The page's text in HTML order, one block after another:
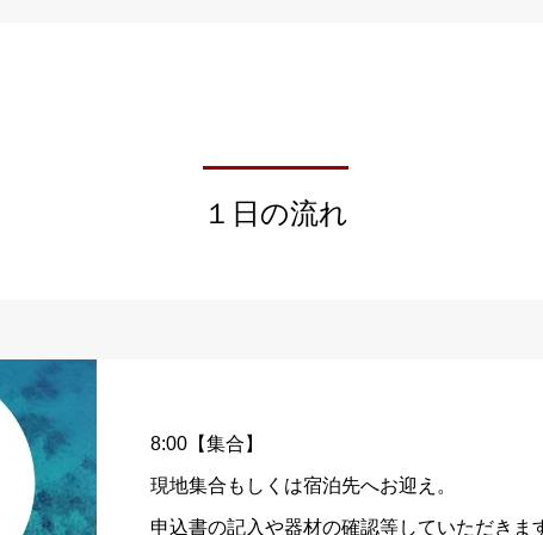
１日の流れ
8:00【集合】
現地集合もしくは宿泊先へお迎え。
申込書の記入や器材の確認等していただきま